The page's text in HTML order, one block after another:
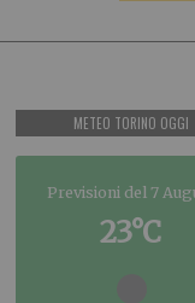
METEO TORINO OGGI
Previsioni del 7
23°C